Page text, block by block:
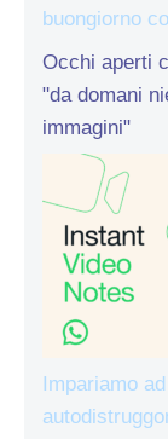
buongiorno
Occhi aperti
"da domani
immagini"
Impariamo